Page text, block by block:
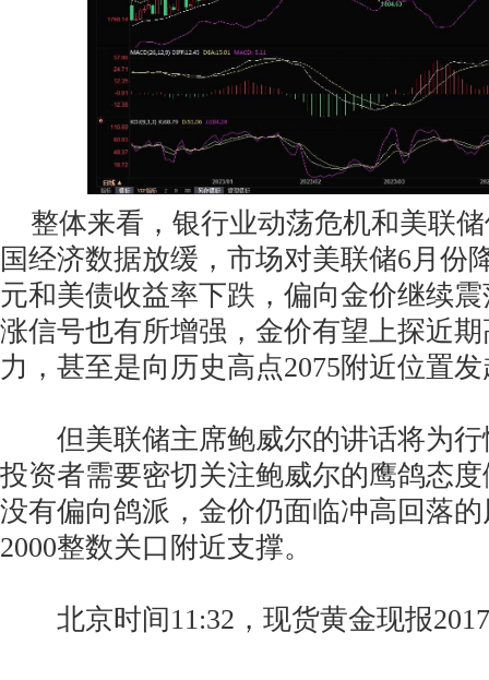
整体来看，银行业动荡危机和美联
国经济数据放缓，市场对美联储6月份
元和美债收益率下跌，偏向金价继续
涨信号也有所增强，金价有望上探近期
力，甚至是向历史高点2075附近位置
但美联储主席鲍威尔的讲话将为行
投资者需要密切关注鲍威尔的鹰鸽态
没有偏向鸽派，金价仍面临冲高回落
2000整数关口附近支撑。
北京时间11:32，现货黄金现报